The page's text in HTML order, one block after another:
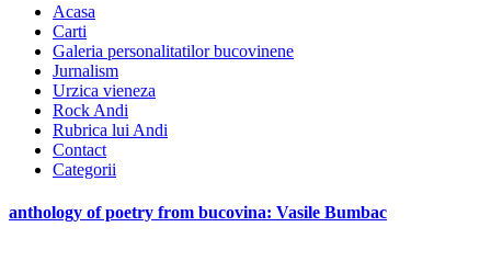
Acasa
Carti
Galeria personalitatilor bucovinene
Jurnalism
Urzica vieneza
Rock Andi
Rubrica lui Andi
Contact
Categorii
anthology of poetry from bucovina: Vasile Bumbac